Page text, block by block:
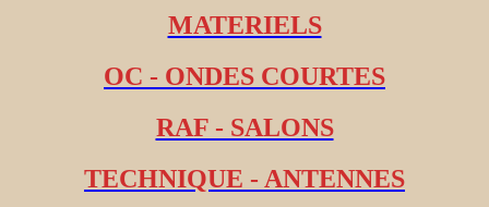
MATERIELS
OC - ONDES COURTES
RAF - SALONS
TECHNIQUE - ANTENNES